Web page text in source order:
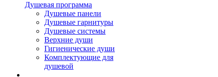
Душевая программа
Душевые панели
Душевые гарнитуры
Душевые системы
Верхние души
Гигиенические души
Комплектующие для
душевой